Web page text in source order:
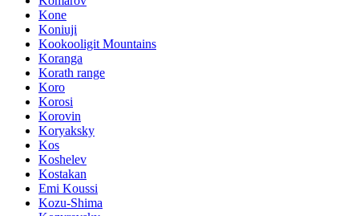
Kone
Koniuji
Kookooligit Mountains
Koranga
Korath range
Koro
Korosi
Korovin
Koryaksky
Kos
Koshelev
Kostakan
Emi Koussi
Kozu-Shima